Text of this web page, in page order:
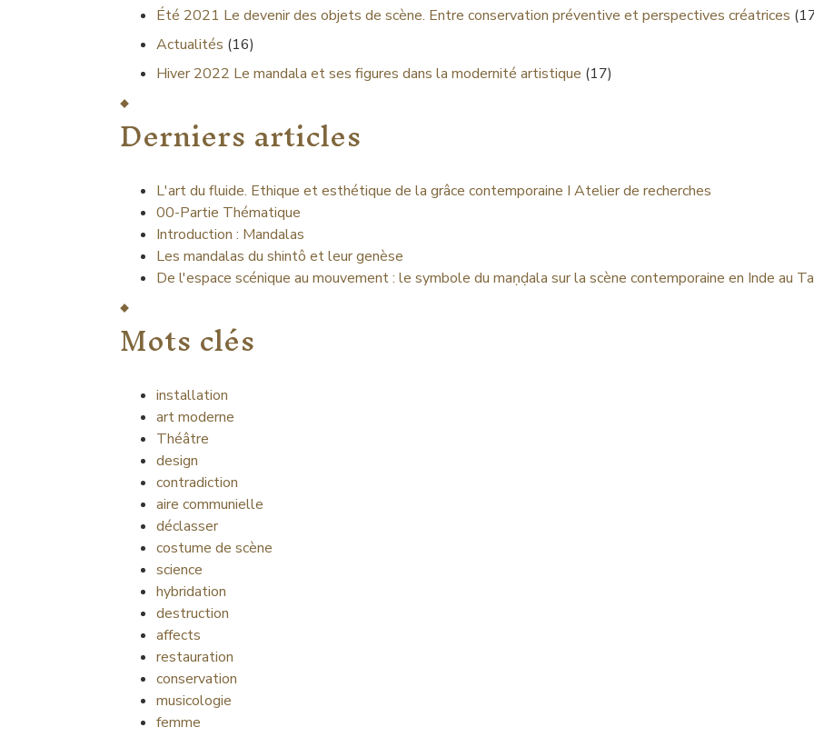
Été 2021 Le devenir des objets de scène. Entre conservation préventive et perspectives créatrices
Actualités (16)
Hiver 2022 Le mandala et ses figures dans la modernité artistique (17)
Derniers articles
L'art du fluide. Ethique et esthétique de la grâce contemporaine I Atelier de recherches
00-Partie Thématique
Introduction : Mandalas
Les mandalas du shintô et leur genèse
De l'espace scénique au mouvement : le symbole du maṇḍala sur la scène contemporaine en Inde au
Mots clés
installation
art moderne
Théâtre
design
contradiction
aire communielle
déclasser
costume de scène
science
hybridation
destruction
affects
restauration
conservation
musicologie
femme